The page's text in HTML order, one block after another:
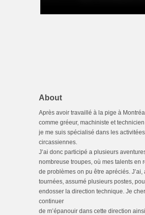
About
Après avoir travaillé à la pige à
comme gréeur, machiniste et
je me suis spécialisé dans les activitées
circassiennes.
J’ai donc participé a plusieurs
nombreuse troupes, où mes talents en
de problèmes on pu être apréciés. J’ai,
tournées, assumé plusieurs postes,
endosser la direction technique. Je
continuer
de m’épanouir dans cette direction